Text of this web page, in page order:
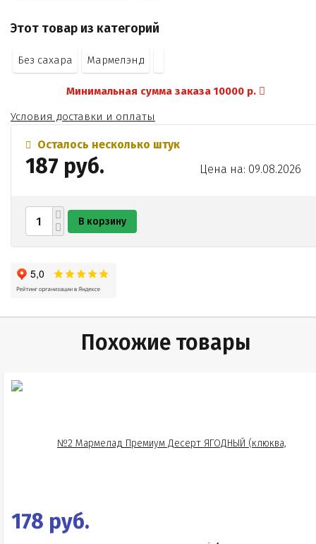
Этот товар из категорий
Без сахара Мармелэнд
Минимальная сумма заказа 10000 р.
Условия доставки и оплаты
Осталось несколько штук
187 руб. Цена на: 09.08.2026
В корзину
Похожие товары
178 руб.